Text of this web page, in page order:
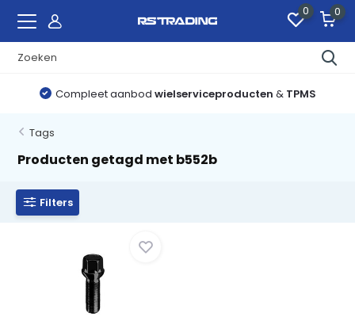
0 0
Compleet aanbod wielserviceproducten & TPMS
Tags
Producten getagd met b552b
Filters